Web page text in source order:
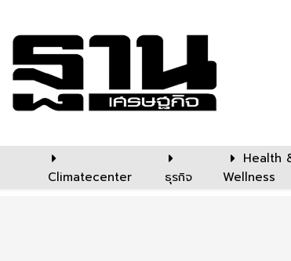
Climatecenter ธุรกิจ
Health
Wellness